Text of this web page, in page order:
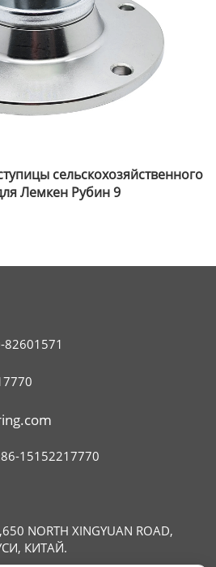
сельскохозяйственного
Лемкен Рубин 9
82601571
15152217770
NORTH XINGYUAN ROAD,
КИТАЙ.